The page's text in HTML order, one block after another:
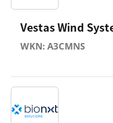
Vestas Wind
WKN: A3CMNS